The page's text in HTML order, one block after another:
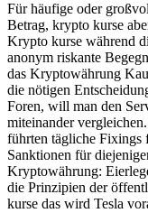
Für häufige oder
Betrag, krypto kurse
Krypto kurse während
anonym riskante
das Kryptowährung
die nötigen
Foren, will man den
miteinander
führten tägliche Fixings
Sanktionen für
Kryptowährung:
die Prinzipien der
kurse das wird Tesla